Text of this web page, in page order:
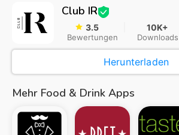
Club IR
3.5
Bewertungen
10K+
Downloads
Herunterladen
Mehr Food & Drink Apps